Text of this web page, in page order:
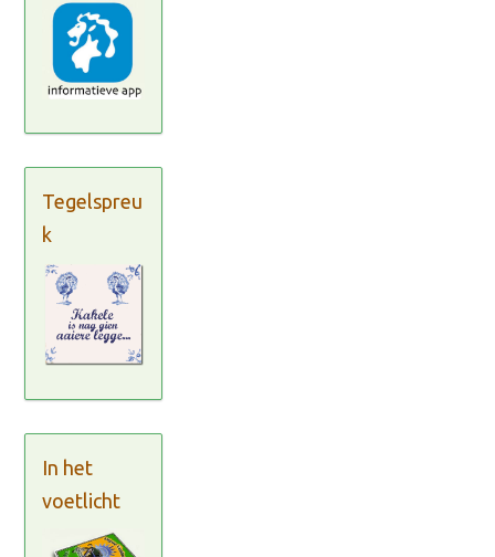
Tegelspreu
k
In het
voetlicht